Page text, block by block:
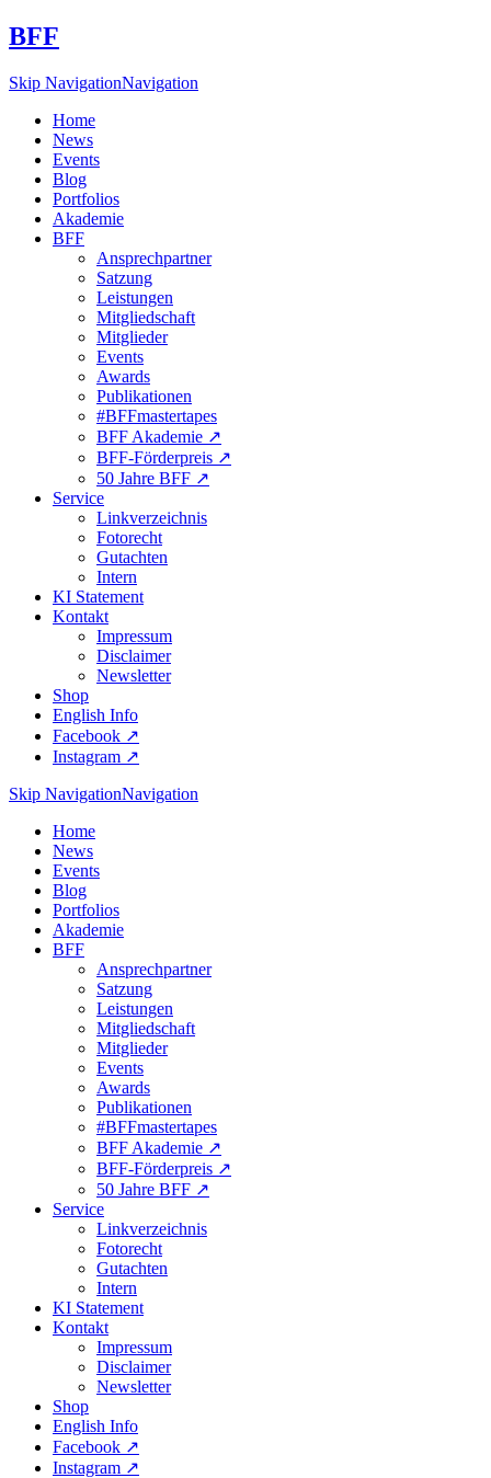
BFF
Skip NavigationNavigation
Home
News
Events
Blog
Portfolios
Akademie
BFF
Ansprechpartner
Satzung
Leistungen
Mitgliedschaft
Mitglieder
Events
Awards
Publikationen
#BFFmastertapes
BFF Akademie ↗︎
BFF-Förderpreis ↗︎
50 Jahre BFF ↗︎
Service
Linkverzeichnis
Fotorecht
Gutachten
Intern
KI Statement
Kontakt
Impressum
Disclaimer
Newsletter
Shop
English Info
Facebook ↗︎
Instagram ↗︎
Skip NavigationNavigation
Home
News
Events
Blog
Portfolios
Akademie
BFF
Ansprechpartner
Satzung
Leistungen
Mitgliedschaft
Mitglieder
Events
Awards
Publikationen
#BFFmastertapes
BFF Akademie ↗︎
BFF-Förderpreis ↗︎
50 Jahre BFF ↗︎
Service
Linkverzeichnis
Fotorecht
Gutachten
Intern
KI Statement
Kontakt
Impressum
Disclaimer
Newsletter
Shop
English Info
Facebook ↗︎
Instagram ↗︎